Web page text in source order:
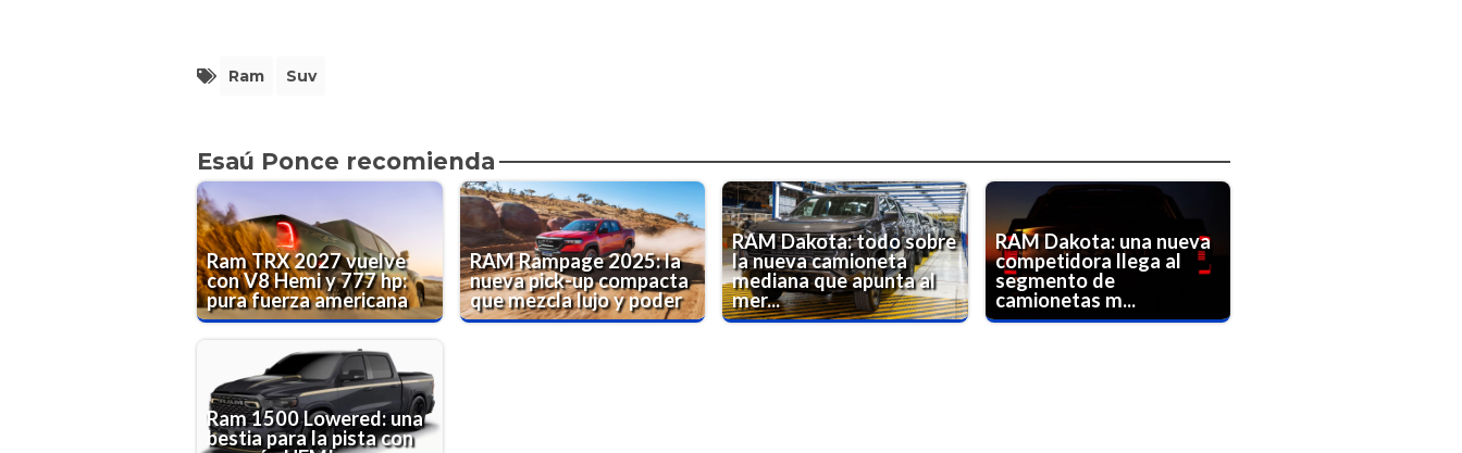
Ram Suv
Esaú Ponce recomienda
Ram TRX 2027 vuelve
con V8 Hemi y 777 hp:
pura fuerza americana
RAM Rampage 2025: la
nueva pick-up compacta
que mezcla lujo y poder
RAM Dakota: todo sobre
la nueva camioneta
mediana que apunta al
mer...
RAM Dakota: una nueva
competidora llega al
segmento de
camionetas m...
Ram 1500 Lowered: una
bestia para la pista con